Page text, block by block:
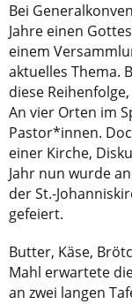
Bei
Jahre einen
einem
aktuelles Thema.
diese
An vier Orten im
Pastor*innen.
einer Kirche,
Jahr nun wurde
der St.-
gefeiert.
Butter, Käse,
Mahl erwartete
an zwei langen